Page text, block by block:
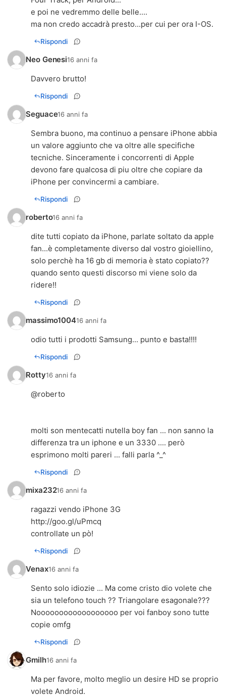
e poi ne vedremmo delle belle....
ma non credo accadrà presto...per cui per ora I-OS.
Rispondi
Neo Genesi16 anni fa
Davvero brutto!
Rispondi
Seguace16 anni fa
Sembra buono, ma continuo a pensare iPhone abbia
un valore aggiunto che va oltre alle specifiche
tecniche. Sinceramente i concorrenti di Apple
devono fare qualcosa di piu oltre che copiare da
iPhone per convincermi a cambiare.
Rispondi
roberto16 anni fa
dite tutti copiato da iPhone, parlate soltato da apple
fan...è completamente diverso dal vostro gioiellino,
solo perchè ha 16 gb di memoria è stato copiato??
quando sento questi discorso mi viene solo da
ridere!!
Rispondi
massimo100416 anni fa
odio tutti i prodotti Samsung... punto e basta!!!!
Rispondi
Rotty16 anni fa
@roberto
molti son mentecatti nutella boy fan ... non sanno la
differenza tra un iphone e un 3330 .... però
esprimono molti pareri ... falli parla ^_^
Rispondi
mixa23216 anni fa
http://goo.gl/uPmcq
controllate un pò!
Rispondi
Venax16 anni fa
Sento solo idiozie ... Ma come cristo dio volete che
sia un telefono touch ?? Triangolare esagonale???
Noooooooooooooooooo per voi fanboy sono tutte
copie omfg
Rispondi
Gmilh16 anni fa
Ma per favore, molto meglio un desire HD se proprio
volete Android.